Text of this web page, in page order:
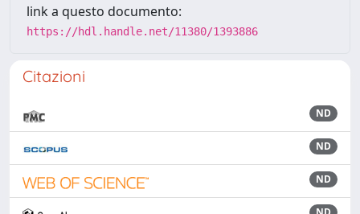
link a questo documento:
https://hdl.handle.net/11380/1393886
Citazioni
ND
ND
ND